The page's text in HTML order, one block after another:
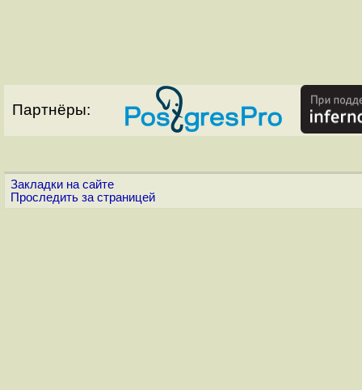
Партнёры:
Закладки на сайте
Проследить за страницей